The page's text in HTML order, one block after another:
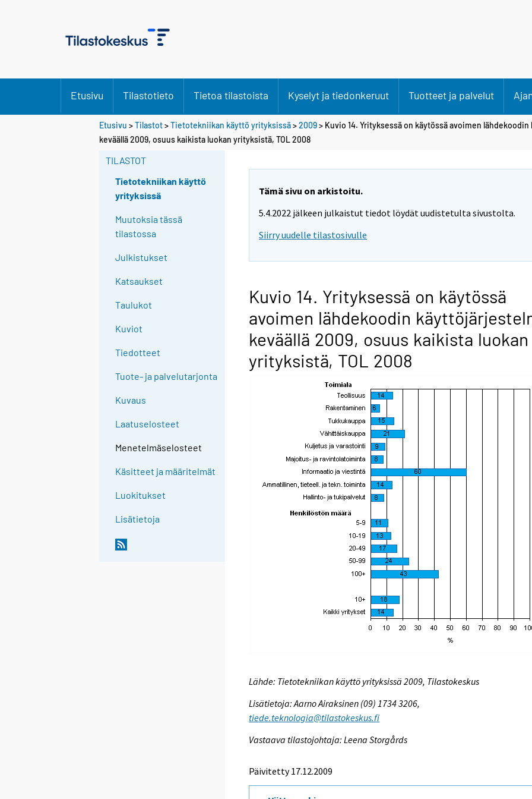
Etusivu Tilastotieto Tietoa tilastoista Kyselyt ja tiedonkeruut Tuotteet ja palvelut
Etusivu >Tilastot>Tietotekniikan käyttö yrityksissä>2009> Kuvio 14. Yrityksessä on käytössä avoimen
keväällä 2009, osuus kaikista luokan yrityksistä, TOL 2008
TILASTOT
Tietotekniikan käyttö
yrityksissä
Muutoksia tässä
tilastossa
Julkistukset
Katsaukset
Taulukot
Kuviot
Tiedotteet
Tuote- ja palvelutarjonta
Kuvaus
Laatuselosteet
Menetelmäselosteet
Käsitteet ja määritelmät
Luokitukset
Lisätietoja
Tämä sivu on arkistoitu.
5.4.2022 jälkeen julkaistut tiedot löydät uudistetulta sivustolta.
Siirry uudelle tilastosivulle
Kuvio 14. Yrityksessä on käytössä
avoimen lähdekoodin
keväällä 2009, osuus kaikista luokan
yrityksistä, TOL 2008
Lähde: Tietotekniikan käyttö yrityksissä 2009, Tilastokeskus
Lisätietoja: Aarno Airaksinen (09) 1734 3206,
tiede.teknologia@tilastokeskus.fi
Vastaava tilastojohtaja: Leena Storgårds
Päivitetty 17.12.2009